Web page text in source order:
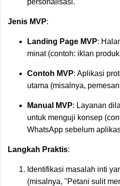
personalisasi.
Jenis MVP:
Landing Page MVP:
minat (contoh: iklan
Contoh MVP: Aplikasi
utama (misalnya,
Manual MVP: Layanan
untuk menguji konsep
WhatsApp sebelum
Langkah Praktis:
Identifikasi masalah inti
(misalnya, "Petani sulit